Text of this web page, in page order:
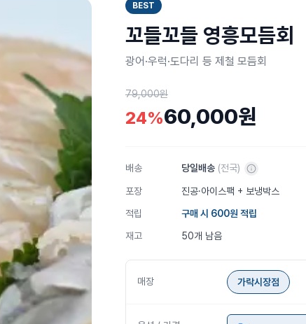
BEST
꼬들꼬들 영흥모듬회
광어·우럭·도다리 등 제철 모듬회
79,000원
24%60,000원
배송 당일배송 (전국)
포장
진공·아이스팩 + 보냉박스
적립
구매 시 600원 적립
재고
50개 남음
매장 가락시장점